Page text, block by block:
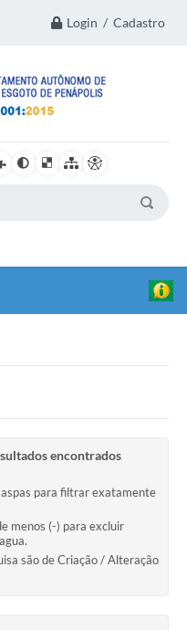
Login / Cadastro
encontrados
para filtrar exatamente
menos (-) para excluir
são de Criação / Alteração